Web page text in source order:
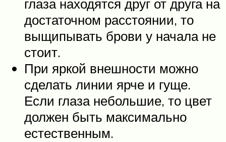
глаза находятся друг от друга на
достаточном расстоянии, то
выщипывать брови у начала не
стоит.
При яркой внешности можно
сделать линии ярче и гуще.
Если глаза небольшие, то цвет
должен быть максимально
естественным.